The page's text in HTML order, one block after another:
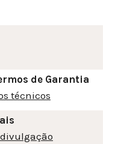
de Garantia
técnicos